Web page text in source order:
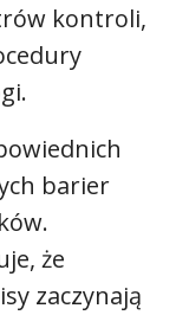
kontroli,
barier
że
zaczynają